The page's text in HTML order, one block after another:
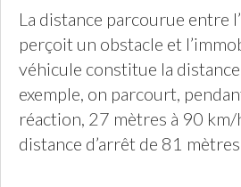
La distance parcourue entre
perçoit un obstacle et
véhicule constitue la distance
exemple, on parcourt,
réaction, 27 mètres à 90
distance d’arrêt de 81